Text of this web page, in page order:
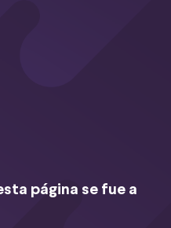
página se fue a